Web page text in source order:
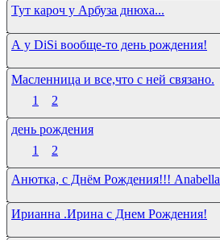
Тут кароч у Арбуза днюха...
А у DiSi вообще-то день рождения!
Масленница и все,что с ней связано.
1
2
день рождения
1
2
Анютка, с Днём Рождения!!! Anabella
Ирианна .Ирина с Днем Рождения!